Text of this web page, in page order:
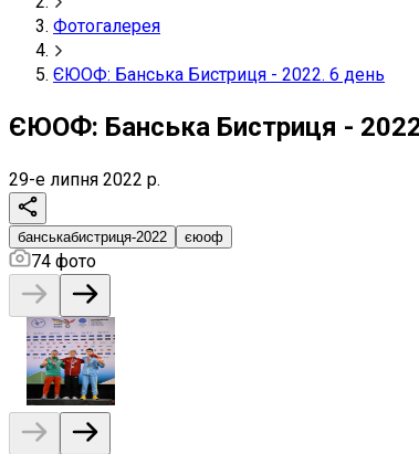
Фотогалерея
ЄЮОФ: Банська Бистриця - 2022. 6 день
ЄЮОФ: Банська Бистриця -
29-е липня 2022 р.
банськабистриця-2022 єюоф
74 фото